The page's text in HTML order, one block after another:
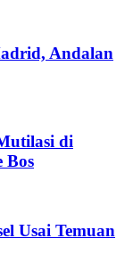
Andalan
di
Bos
Usai Temuan